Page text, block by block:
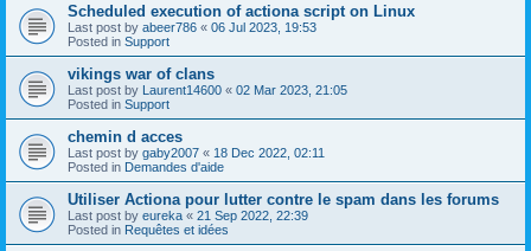
Scheduled execution of actiona script on Linux
Last post by abeer786 « 06 Jul 2023, 19:53
Posted in Support
vikings war of clans
Last post by Laurent14600 « 02 Mar 2023, 21:05
Posted in Support
chemin d acces
Last post by gaby2007 « 18 Dec 2022, 02:11
Posted in Demandes d'aide
Utiliser Actiona pour lutter contre le spam dans les forums
Last post by eureka « 21 Sep 2022, 22:39
Posted in Requêtes et idées